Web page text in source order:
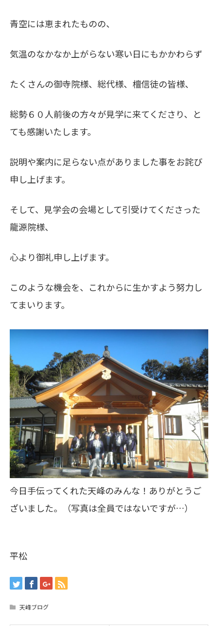
青空には恵まれたものの、
気温のなかなか上がらない寒い日にもかかわらず
たくさんの御寺院様、総代様、檀信徒の皆様、
総勢６０人前後の方々が見学に来てくださり、と
ても感謝いたします。
説明や案内に足らない点がありました事をお詫び
申し上げます。
そして、見学会の会場として引受けてくださった
龍源院様、
心より御礼申し上げます。
このような機会を、これからに生かすよう努力し
てまいります。
今日手伝ってくれた天峰のみんな！ありがとうご
ざいました。（写真は全員ではないですが…）
平松
天峰ブログ